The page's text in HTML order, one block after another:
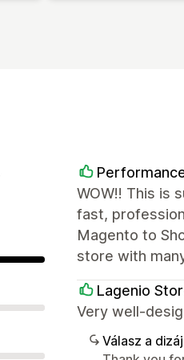
WOW!! This is
fast,
Magento to
store with
Lagenio
Very well-
Válasz a